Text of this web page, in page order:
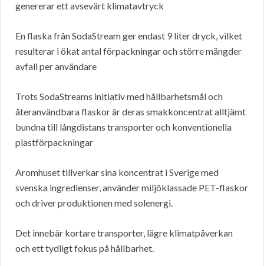
genererar ett avsevärt klimatavtryck
En flaska från SodaStream ger endast 9 liter dryck, vilket
resulterar i ökat antal förpackningar och större mängder
avfall per användare
Trots SodaStreams initiativ med hållbarhetsmål och
återanvändbara flaskor är deras smakkoncentrat alltjämt
bundna till långdistans transporter och konventionella
plastförpackningar
Aromhuset tillverkar sina koncentrat i Sverige med
svenska ingredienser, använder miljöklassade PET-flaskor
och driver produktionen med solenergi.
Det innebär kortare transporter, lägre klimatpåverkan
och ett tydligt fokus på hållbarhet.